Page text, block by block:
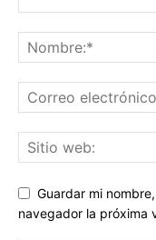
Guardar mi
navegador la próxima